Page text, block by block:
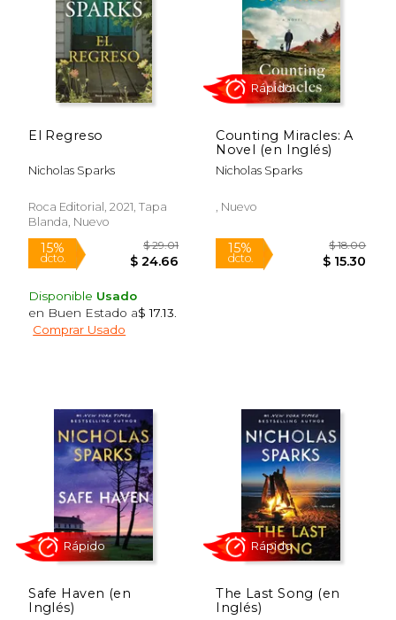
Rápido Rápido
El Regreso
Nicholas Sparks
Roca Editorial, 2021, Tapa
Blanda, Nuevo
Disponible Usado
en Buen Estado a$ 17.13
Comprar Usado
Counting Miracles: A
Novel (en Inglés)
Nicholas Sparks
, Nuevo
Safe Haven (en
Inglés)
The Last Song (en
Inglés)